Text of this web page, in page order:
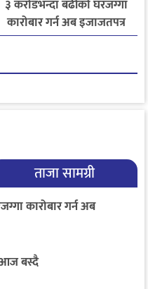
३ करोडभन्दा बढीको घरजग्गा
कारोबार गर्न अब इजाजतपत्र
अनिवार्य
ताजा सामग्री
कारोबार गर्न अब
आज बस्दै